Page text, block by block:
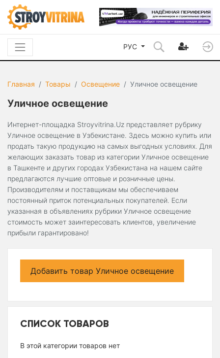
РУС
Главная Товары Освещение Уличное освещение
Уличное освещение
Интернет-площадка Stroyvitrina.Uz представляет рубрику
Уличное освещение в Узбекистане. Здесь можно купить или
продать такую продукцию на самых выгодных условиях. Для
желающих заказать товар из категории Уличное освещение
в Ташкенте и других городах Узбекистана на нашем сайте
предлагаются лучшие оптовые и розничные цены.
Производителям и поставщикам мы обеспечиваем
постоянный приток потенциальных покупателей. Если
указанная в объявлениях рубрики Уличное освещение
стоимость может заинтересовать клиентов, увеличение
прибыли гарантировано!
Добавить товар Уличное освещение
СПИСОК ТОВАРОВ
В этой категории товаров нет